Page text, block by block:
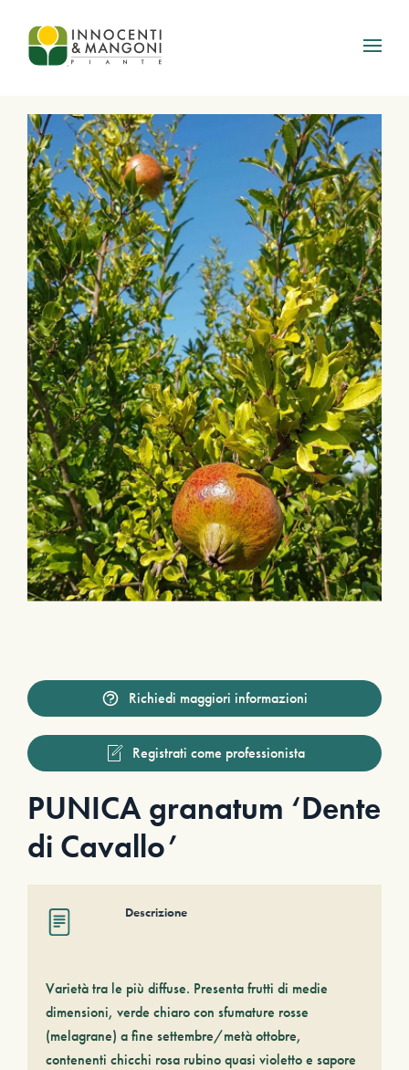
Skip to main content
Richiedi maggiori informazioni
Registrati come professionista
PUNICA granatum ‘Dente
di Cavallo’
Descrizione
Varietà tra le più diffuse. Presenta frutti di medie
dimensioni, verde chiaro con sfumature rosse
(melagrane) a fine settembre/metà ottobre,
contenenti chicchi rosa rubino quasi violetto e sapore